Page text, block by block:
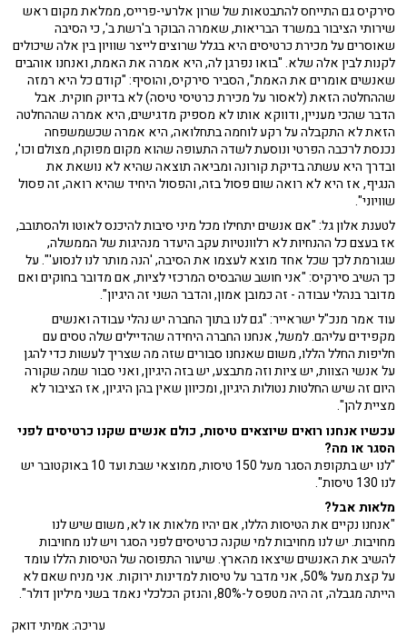
סירקיס גם התייחס להתבטאות של שרון אלרעי-פרייס, ממלאת מקום ראש
שירותי הציבור במשרד הבריאות, שאמרה הבוקר ב'רשת ב', כי הסיבה
שאוסרים על מכירת כרטיסים היא בגלל שרוצים לייצר שוויון בין אלה שיכולים
לקנות לבין אלה שלא. "בואו נפרגן לה, היא אמרה את האמת, ואנחנו אוהבים
שאנשים אומרים את האמת", הסביר סירקיס, והוסיף: "קודם כל היא רמזה
שההחלטה הזאת (לאסור על מכירת כרטיסי טיסה) לא בדיוק חוקית. אבל
הדבר שהכי מעניין, ודווקא אותו לא מספיק מדגישים, היא אמרה שההחלטה
הזאת לא התקבלה על רקע לוחמה בתחלואה, היא אמרה שכשמשפחה
נכנסת לרכבה הפרטי ונוסעת לשדה התעופה שהוא מקום מפוקח, מצולם וכו',
ובדרך היא עשתה בדיקת קורונה ומביאה תוצאה שהיא לא נושאת את
הנגיף, אז היא לא רואה שום פסול בזה, והפסול היחיד שהיא רואה, זה פסול
שוויוני".
לטענת אלון גל: "אם אנשים יתחילו מכל מיני סיבות להיכנס לאוטו ולהסתובב,
אז בעצם כל ההנחיות לא רלוונטיות עקב היעדר מנהיגות של הממשלה,
שגורמת לכך שכל אחד מוצא לעצמו את הסיבה, 'הנה מותר לנו לנסוע'". על
כך השיב סירקיס: "אני חושב שהבסיס המרכזי לציות, אם מדובר בחוקים ואם
מדובר בנהלי עבודה - זה כמובן אמון, והדבר השני זה היגיון".
עוד אמר מנכ"ל ישראייר: "גם לנו בתוך החברה יש נהלי עבודה ואנשים
מקפידים עליהם. למשל, אנחנו החברה היחידה שהדיילים שלה טסים עם
חליפות החלל הללו, משום שאנחנו סבורים שזה מה שצריך לעשות כדי להגן
על אנשי הצוות, יש ציות וזה מתבצע, יש בזה היגיון, ואני סבור שמה שקורה
היום זה שיש החלטות נטולות היגיון, ומכיוון שאין בהן היגיון, אז הציבור לא
מציית להן".
עכשיו אנחנו רואים שיוצאים טיסות, כולם אנשים שקנו כרטיסים לפני
הסגר או מה?
"לנו יש בתקופת הסגר מעל 150 טיסות, ממוצאי שבת ועד 10 באוקטובר יש
לנו 130 טיסות".
מלאות אבל?
"אנחנו נקיים את הטיסות הללו, אם יהיו מלאות או לא, משום שיש לנו
מחויבות. יש לנו מחויבות למי שקנה כרטיסים לפני הסגר ויש לנו מחויבות
להשיב את האנשים שיצאו מהארץ. שיעור התפוסה של הטיסות הללו עומד
על קצת מעל 50%, אני מדבר על טיסות למדינות ירוקות. אני מניח שאם לא
הייתה מגבלה, זה היה מטפס ל-80%, והנזק הכלכלי נאמד בשני מיליון דולר".
עריכה: אמיתי דואק